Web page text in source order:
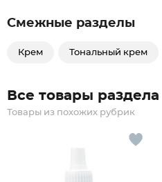
Смежные разделы
Крем Тональный крем
Все товары раздела
Товары из похожих рубрик